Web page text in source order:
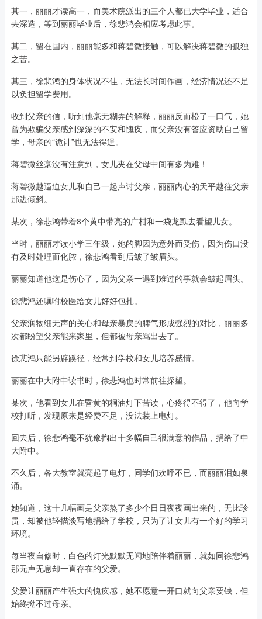
其一，丽丽才读高一，而美术院派出的三个人都已大学毕业，适合
去深造，等到丽丽毕业后，徐悲鸿会相应考虑此事。
其二，留在国内，丽丽能多和蒋碧微接触，可以解决蒋碧微的孤独
之苦。
其三，徐悲鸿的身体状况不佳，无法长时间作画，经济情况还不足
以负担留学费用。
收到父亲的信，听到他毫无糊弄的解释，丽丽反而松了一口气，她
曾为欺骗父亲感到深深的不安和愧疚，而父亲没有答应资助自己留
学，母亲的“诡计”也无法得逞。
蒋碧微丝毫没有注意到，女儿夹在父母中间有多为难！
蒋碧微越逼迫女儿和自己一起声讨父亲，丽丽内心的天平越往父亲
那边倾斜。
某次，徐悲鸿带着8个黄中带亮的广柑和一袋龙虱去看望儿女。
当时，丽丽才读小学三年级，她的脚因为意外而受伤，因为伤口没
有及时处理而化脓，徐悲鸿看到后皱了皱眉头。
丽丽知道他这是伤心了，因为父亲一遇到难过的事就会皱起眉头。
徐悲鸿还嘱咐校医给女儿好好包扎。
父亲润物细无声的关心和母亲暴戾的脾气形成强烈的对比，丽丽多
次都盼望父亲能来家里，但都被母亲骂出去了。
徐悲鸿只能另辟蹊径，经常到学校和女儿培养感情。
丽丽在中大附中读书时，徐悲鸿也时常前往探望。
某次，他看到女儿在昏黄的桐油灯下苦读，心疼得不得了，他向学
校打听，发现原来是经费不足，没法装上电灯。
回去后，徐悲鸿毫不犹豫掏出十多幅自己很满意的作品，捐给了中
大附中。
不久后，各大教室就亮起了电灯，同学们欢呼不已，而丽丽泪如泉
涌。
她知道，这十几幅画是父亲熬了多少个日日夜夜画出来的，无比珍
贵，却被他轻描淡写地捐给了学校，只为了让女儿有一个好的学习
环境。
每当夜自修时，白色的灯光默默无闻地陪伴着丽丽，就如同徐悲鸿
那无声无息却一直存在的父爱。
父爱让丽丽产生强大的愧疚感，她不愿意一开口就向父亲要钱，但
始终拗不过母亲。